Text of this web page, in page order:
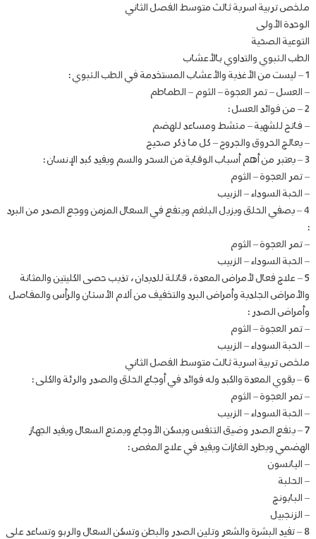
ملخص تربية اسرية ثالث متوسط الفصل الثاني
الوحدة الأولى
التوعية الصحية
الطب النبوي والتداوي بالأعشاب
1 – ليست من الأغذية والأعشاب المستخدمة في الطب النبوي :
– العسل – تمر العجوة – الثوم – الطماطم
2 – من فوائد العسل :
– فاتح للشهية – منشط ومساعد للهضم
– يعالج الحروق والجروح – كل ما ذكر صحيح
3 – يعتبر من أهم أسباب الوقاية من السحر والسم ويفيد كبد الإنسان :
– تمر العجوة – الثوم
– الحبة السوداء – الزبيب
4 – يصفي الحلق ويزيل البلغم وينفع في السعال المزمن ووجع الصدر من البرد
:
– تمر العجوة – الثوم
– الحبة السوداء – الزبيب
5 – علاج فعال لأمراض المعدة ، قاتلة للديدان ، تذيب حصى الكليتين والمثانة
والأمراض الجلدية وأمراض البرد والتخفيف من آلام الأسنان والرأس والمفاصل
وأمراض الصدر :
– تمر العجوة – الثوم
– الحبة السوداء – الزبيب
ملخص تربية اسرية ثالث متوسط الفصل الثاني
6 – يقوي المعدة والكبد وله فوائد في أوجاع الحلق والصدر والرئة والكلى :
– تمر العجوة – الثوم
– الحبة السوداء – الزبيب
7 – ينفع الصدر وضيق التنفس ويسكن الأوجاع ويمنع السعال ويفيد الجهاز
الهضمي ويطرد الغازات ويفيد في علاج المغص :
– اليانسون
– الحلبة
– البابونج
– الزنجبيل
8 – تفيد البشرة والشعر وتلين الصدر والبطن وتسكن السعال والربو وتساعد على